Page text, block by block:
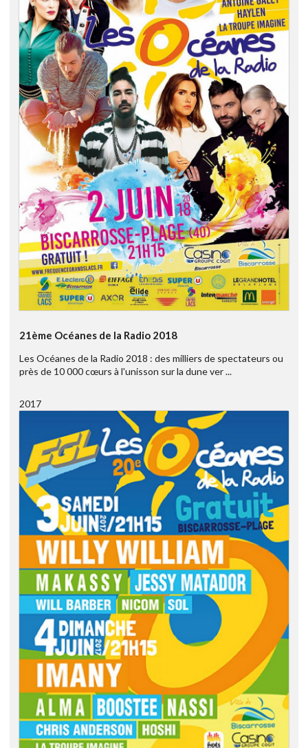
21ème Océanes de la Radio 2018
Les Océanes de la Radio 2018 : des milliers de spectateurs ou
près de 10 000 cœurs à l'unisson sur la dune ver ...
2017